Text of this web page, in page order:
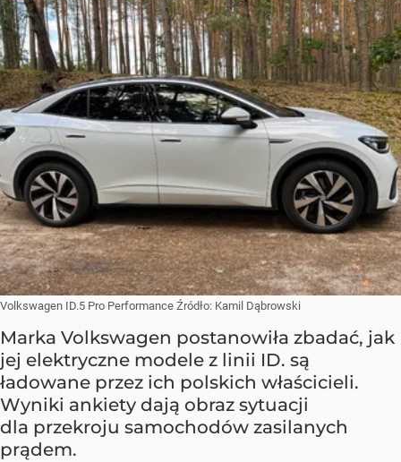
Volkswagen ID.5 Pro Performance Źródło: Kamil Dąbrowski
Marka Volkswagen postanowiła zbadać, jak
jej elektryczne modele z linii ID. są
ładowane przez ich polskich właścicieli.
Wyniki ankiety dają obraz sytuacji
dla przekroju samochodów zasilanych
prądem.